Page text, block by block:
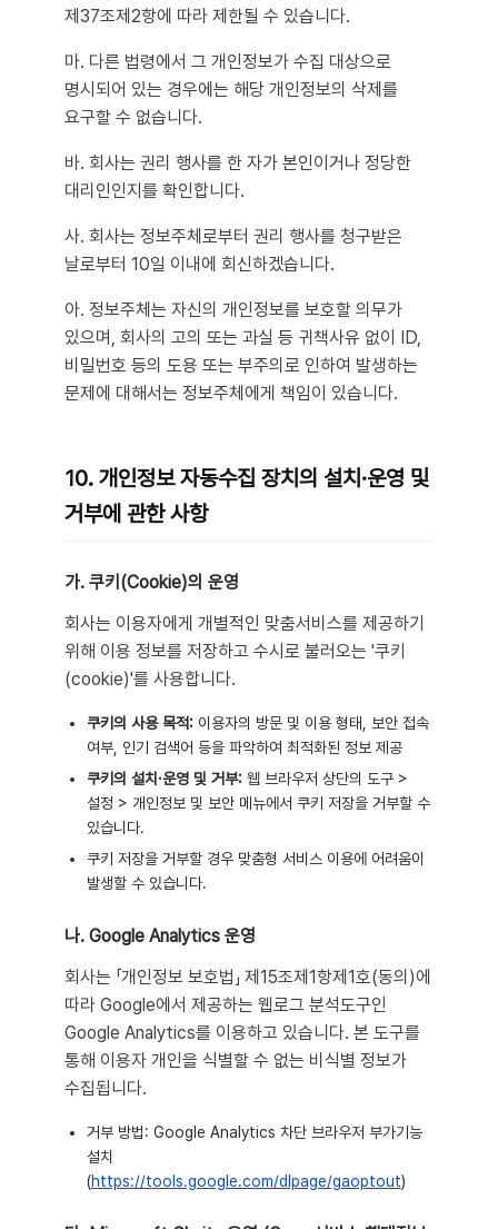
제37조제2항에 따라 제한될 수 있습니다.
마. 다른 법령에서 그 개인정보가 수집 대상으로
명시되어 있는 경우에는 해당 개인정보의 삭제를
요구할 수 없습니다.
바. 회사는 권리 행사를 한 자가 본인이거나 정당한
대리인인지를 확인합니다.
사. 회사는 정보주체로부터 권리 행사를 청구받은
날로부터 10일 이내에 회신하겠습니다.
아. 정보주체는 자신의 개인정보를 보호할 의무가
있으며, 회사의 고의 또는 과실 등 귀책사유 없이 ID,
비밀번호 등의 도용 또는 부주의로 인하여 발생하는
문제에 대해서는 정보주체에게 책임이 있습니다.
10. 개인정보 자동수집 장치의 설치·운영 및
거부에 관한 사항
가. 쿠키(Cookie)의 운영
회사는 이용자에게 개별적인 맞춤서비스를 제공하기
위해 이용 정보를 저장하고 수시로 불러오는 '쿠키
(cookie)'를 사용합니다.
쿠키의 사용 목적:이용자의 방문 및 이용 형태, 보안 접속
여부, 인기 검색어 등을 파악하여 최적화된 정보 제공
쿠키의 설치·운영 및 거부:웹 브라우저 상단의 도구 >
설정 > 개인정보 및 보안 메뉴에서 쿠키 저장을 거부할 수
있습니다.
쿠키 저장을 거부할 경우 맞춤형 서비스 이용에 어려움이
발생할 수 있습니다.
나. Google Analytics 운영
회사는 「개인정보 보호법」 제15조제1항제1호(동의)에
따라 Google에서 제공하는 웹로그 분석도구인
Google Analytics를 이용하고 있습니다. 본 도구를
통해 이용자 개인을 식별할 수 없는 비식별 정보가
수집됩니다.
거부 방법: Google Analytics 차단 브라우저 부가기능
설치
(https://tools.google.com/dlpage/gaoptout)